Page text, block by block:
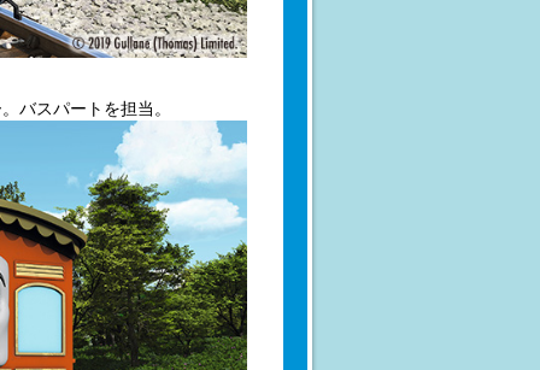
バスパートを担当。